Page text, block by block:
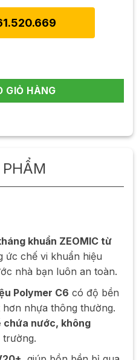
2000L số lượng
GIỎ HÀNG
khuẩn ZEOMIC từ
ức chế vi khuẩn hiệu
nhà bạn luôn an toàn.
Polymer C6 có độ bền
nhựa thông thường.
chứa nước, không
trường.